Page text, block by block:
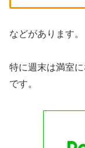
などがあります。
特に週末は満室
です。